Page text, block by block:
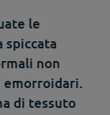
le
spiccata
non
emorroidari.
di tessuto